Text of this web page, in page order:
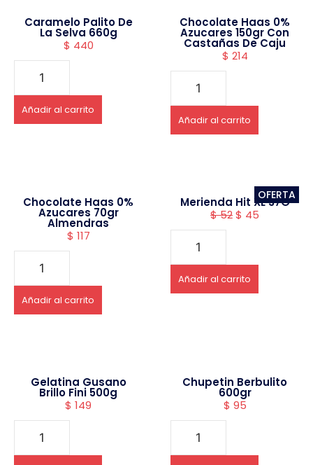
Caramelo Palito De
La Selva 660g
$ 440
Añadir al carrito
Chocolate Haas 0%
Azucares 150gr Con
Castañas De Caju
$ 214
Añadir al carrito
Chocolate Haas 0%
Azucares 70gr
Almendras
$ 117
Añadir al carrito
OFERTA
Merienda Hit XL 37G
$52$ 45
Añadir al carrito
Gelatina Gusano
Brillo Fini 500g
$ 149
Chupetin Berbulito
600gr
$ 95